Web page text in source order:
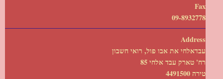
Fax
09-8932778
Address
עבדאלחי את אבו פול, רואי חשבון
רח' טארק עבד אלחי 85
טירה 4491500